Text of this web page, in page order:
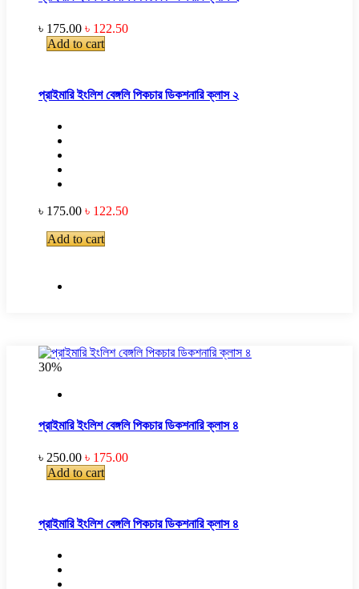
৳ 175.00 ৳ 122.50
Add to cart
প্রাইমারি ইংলিশ বেঙ্গলি পিকচার ডিকশনারি ক্লাস ২
৳ 175.00 ৳ 122.50
Add to cart
30%
প্রাইমারি ইংলিশ বেঙ্গলি পিকচার ডিকশনারি ক্লাস ৪
৳ 250.00 ৳ 175.00
Add to cart
প্রাইমারি ইংলিশ বেঙ্গলি পিকচার ডিকশনারি ক্লাস ৪